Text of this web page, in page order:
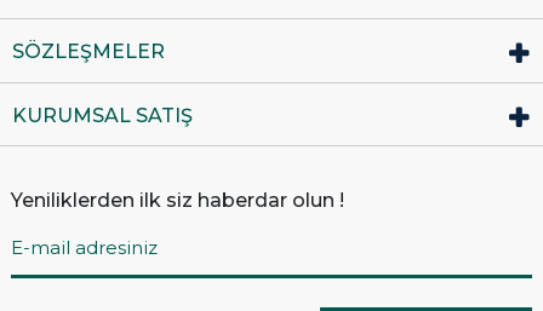
SÖZLEŞMELER
KURUMSAL SATIŞ
Yeniliklerden ilk siz haberdar olun !